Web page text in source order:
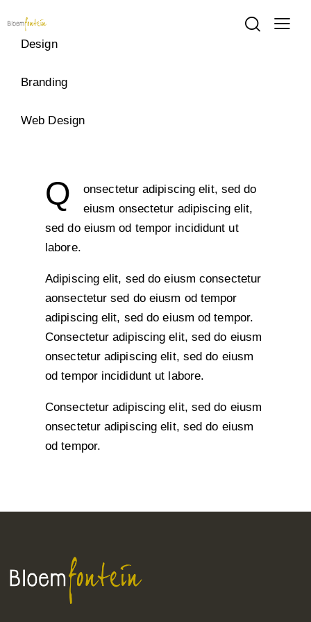
Design
Branding
Web Design
Q
onsectetur adipiscing elit, sed do
eiusm onsectetur adipiscing elit,
sed do eiusm od tempor incididunt ut
labore.
Adipiscing elit, sed do eiusm consectetur
aonsectetur sed do eiusm od tempor
adipiscing elit, sed do eiusm od tempor.
Consectetur adipiscing elit, sed do eiusm
onsectetur adipiscing elit, sed do eiusm
od tempor incididunt ut labore.
Consectetur adipiscing elit, sed do eiusm
onsectetur adipiscing elit, sed do eiusm
od tempor.